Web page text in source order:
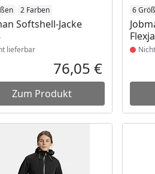
2 Farben
Softshell-Jacke
nicht lieferbar
lieferbar
Aktueller
76,05 €
Zum Produkt
6